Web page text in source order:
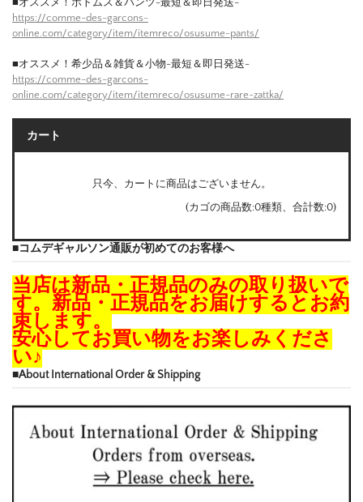
■オススメ！ボトムス＆パンツ-最短＆即日発送-
https://comme-des-garcons-
online.com/category/item/itemreco/osusume-pants/
■オススメ！希少品＆雑貨＆小物-最短＆即日発送-
https://comme-des-garcons-
online.com/category/item/itemreco/osusume-rare-zattka/
カート
只今、カートに商品はございません。
(カゴの商品数:0種類、合計数:0)
■コムデギャルソン通販が初めてのお客様へ
当店は新品・正規品のみの取り扱いで
す。新品・正規品をお届けするとお約
束します。
安心してお買い物をお楽しみくださ
い♪
■About International Order & Shipping